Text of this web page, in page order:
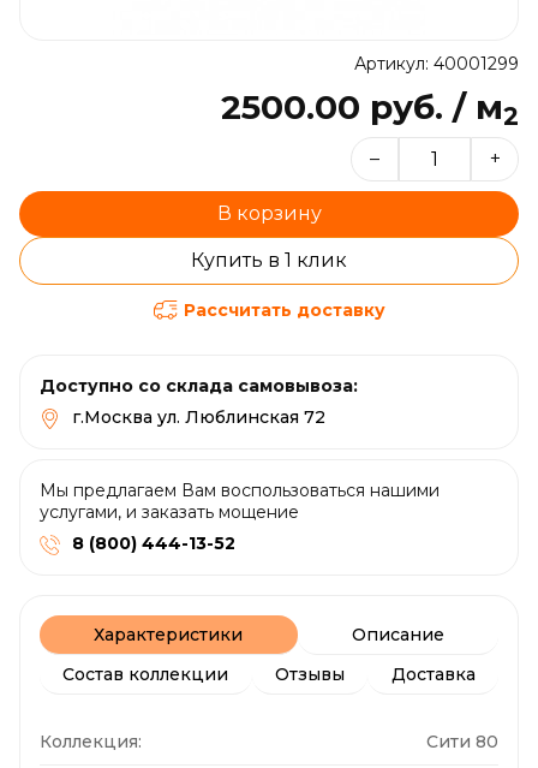
Артикул: 40001299
2500.00 руб. / м2
– +
В корзину
Купить в 1 клик
Рассчитать доставку
Доступно со склада самовывоза:
г.Москва ул. Люблинская 72
Мы предлагаем Вам воспользоваться нашими
услугами, и заказать мощение
8 (800) 444-13-52
Характеристики
Описание
Состав коллекции
Отзывы Доставка
Коллекция: Сити 80